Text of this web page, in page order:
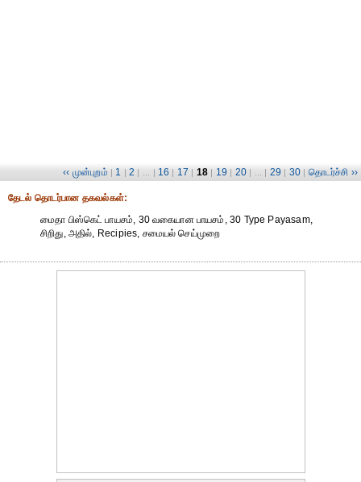
‹‹ முன்புறம் | 1 | 2 | ... | 16 | 17 | 18 | 19 | 20 | ... | 29 | 30 | தொடர்ச்சி ››
தேட‌ல் தொட‌ர்பான தகவ‌ல்க‌ள்:
மைதா பிஸ்கெட் பாயசம், 30 வகையான பாயசம், 30 Type Payasam,
சிறிது, அதில், Recipies, சமையல் செய்முறை